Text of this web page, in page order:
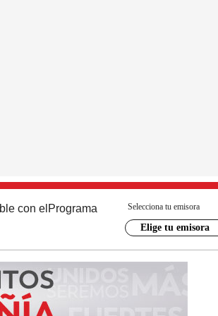
con el Programa Selecciona tu emisora
Elige tu emisora